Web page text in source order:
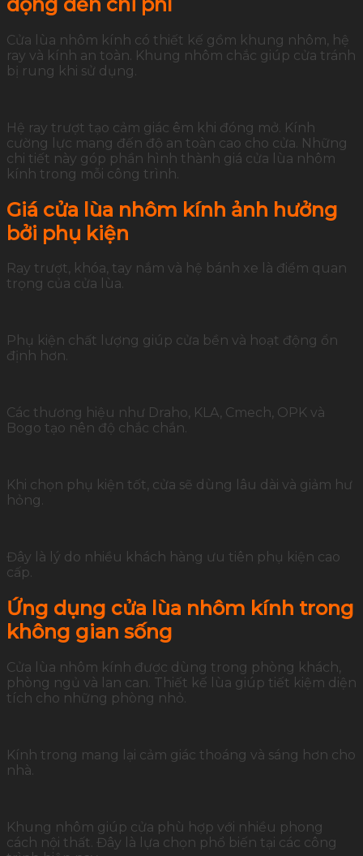
Cửa lùa nhôm kính có thiết kế gồm khung nhôm, hệ
ray và kính an toàn. Khung nhôm chắc giúp cửa tránh
bị rung khi sử dụng.
Hệ ray trượt tạo cảm giác êm khi đóng mở. Kính
cường lực mang đến độ an toàn cao cho cửa. Những
chi tiết này góp phần hình thành giá cửa lùa nhôm
kính trong mỗi công trình.
Giá cửa lùa nhôm kính ảnh hưởng
bởi phụ kiện
Ray trượt, khóa, tay nắm và hệ bánh xe là điểm quan
trọng của cửa lùa.
Phụ kiện chất lượng giúp cửa bền và hoạt động ổn
định hơn.
Các thương hiệu như Draho, KLA, Cmech, OPK và
Bogo tạo nên độ chắc chắn.
Khi chọn phụ kiện tốt, cửa sẽ dùng lâu dài và giảm hư
hỏng.
Đây là lý do nhiều khách hàng ưu tiên phụ kiện cao
cấp.
Ứng dụng cửa lùa nhôm kính trong
không gian sống
Cửa lùa nhôm kính được dùng trong phòng khách,
phòng ngủ và lan can. Thiết kế lùa giúp tiết kiệm diện
tích cho những phòng nhỏ.
Kính trong mang lại cảm giác thoáng và sáng hơn cho
nhà.
Khung nhôm giúp cửa phù hợp với nhiều phong
cách nội thất. Đây là lựa chọn phổ biến tại các công